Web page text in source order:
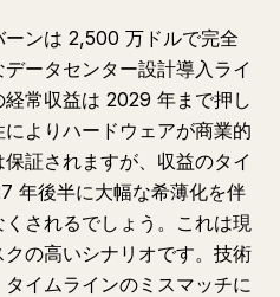
ンは 2,500 万ドルで完全
ータセンター設計導入ライ
常収益は 2029 年まで押し
よりハードウェアが商業的
証されますが、収益のタイ
年後半に大幅な希薄化を伴
されるでしょう。これは現
の高いシナリオです。技術
イムラインのミスマッチに